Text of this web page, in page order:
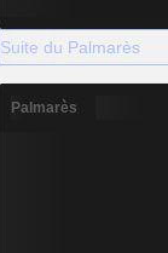
Suite du Palmarès
Palmarès